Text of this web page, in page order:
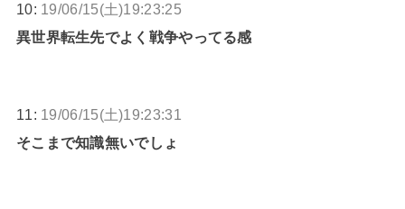
10: 19/06/15(土)19:23:25
異世界転生先でよく戦争やってる感
11: 19/06/15(土)19:23:31
そこまで知識無いでしょ